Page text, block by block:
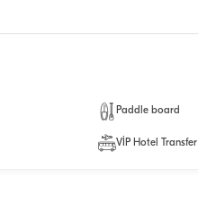
Paddle board
VİP Hotel Transfer